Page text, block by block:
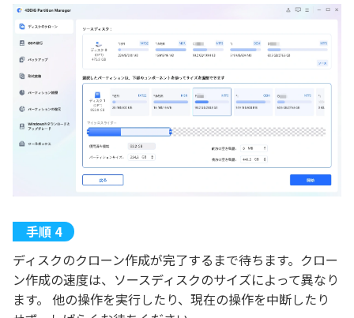
ディスクのクローン作成が完了するまで待ちます。クロー
ン作成の速度は、ソースディスクのサイズによって異なり
ます。 他の操作を実行したり、現在の操作を中断したり